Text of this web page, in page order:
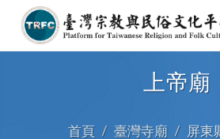
上帝廟
首頁 臺灣寺廟 屏東